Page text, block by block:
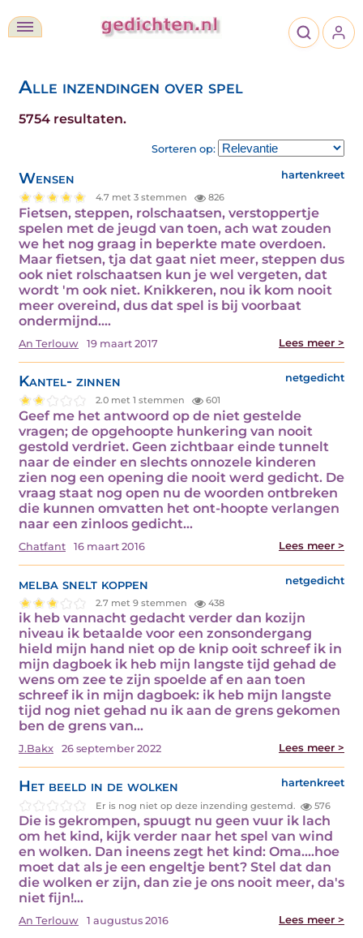
Alle inzendingen over spel
5754 resultaten.
Sorteren op:
Wensen hartenkreet
4.7 met 3 stemmen 826
Fietsen, steppen, rolschaatsen, verstoppertje
spelen met de jeugd van toen, ach wat zouden
we het nog graag in beperkte mate overdoen.
Maar fietsen, tja dat gaat niet meer, steppen dus
ook niet rolschaatsen kun je wel vergeten, dat
wordt 'm ook niet. Knikkeren, nou ik kom nooit
meer overeind, dus dat spel is bij voorbaat
ondermijnd.…
An Terlouw 19 maart 2017 Lees meer >
Kantel- zinnen netgedicht
2.0 met 1 stemmen 601
Geef me het antwoord op de niet gestelde
vragen; de opgehoopte hunkering van nooit
gestold verdriet. Geen zichtbaar einde tunnelt
naar de einder en slechts onnozele kinderen
zien nog een opening die nooit werd gedicht. De
vraag staat nog open nu de woorden ontbreken
die kunnen omvatten het ont-hoopte verlangen
naar een zinloos gedicht…
Chatfant 16 maart 2016 Lees meer >
melba snelt koppen netgedicht
2.7 met 9 stemmen 438
ik heb vannacht gedacht verder dan kozijn
niveau ik betaalde voor een zonsondergang
hield mijn hand niet op de knip ooit schreef ik in
mijn dagboek ik heb mijn langste tijd gehad de
wens om zee te zijn spoelde af en aan toen
schreef ik in mijn dagboek: ik heb mijn langste
tijd nog niet gehad nu ik aan de grens gekomen
ben de grens van…
J.Bakx 26 september 2022 Lees meer >
Het beeld in de wolken hartenkreet
Er is nog niet op deze inzending gestemd. 576
Die is gekrompen, spuugt nu geen vuur ik lach
om het kind, kijk verder naar het spel van wind
en wolken. Dan ineens zegt het kind: Oma....hoe
moet dat als je een engeltje bent? Stel dat dan
die wolken er zijn, dan zie je ons nooit meer, da's
niet fijn!…
An Terlouw 1 augustus 2016 Lees meer >